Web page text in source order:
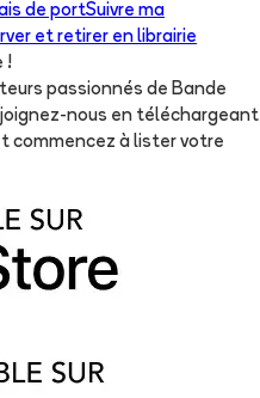
de portSuivre ma
et retirer en librairie
!
passionnés de Bande
nous en téléchargeant
à lister votre